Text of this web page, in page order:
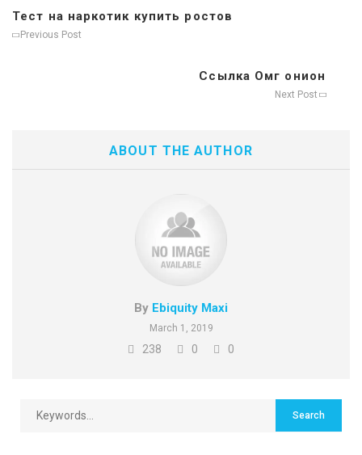
Тест на наркотик купить ростов
Previous Post
Ссылка Омг онион
Next Post
ABOUT THE AUTHOR
By Ebiquity Maxi
March 1, 2019
238 0 0